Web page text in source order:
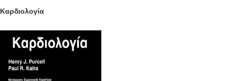
Καρδιολογία